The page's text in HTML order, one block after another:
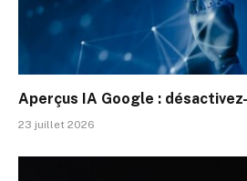
Aperçus IA Google :
23 juillet 2026